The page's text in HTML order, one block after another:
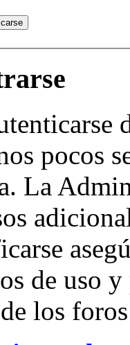
pocos
La
de uso
los